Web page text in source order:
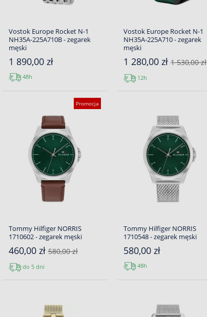
Vostok Europe Rocket N-1
NH35A-225A710B - zegarek
męski
1 890,00 zł
48h
Vostok Europe Rocket N-1
NH35A-225A710 - zegarek
męski
1 280,00 zł 1 530,00 zł
12h
Promocja
Tommy Hilfiger NORRIS
1710602 - zegarek męski
460,00 zł580,00 zł
do 5 dni
Tommy Hilfiger NORRIS
1710548 - zegarek męski
580,00 zł
48h